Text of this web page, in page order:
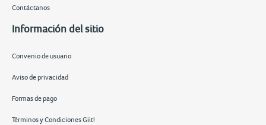
Contáctanos
Información del sitio
Convenio de usuario
Aviso de privacidad
Formas de pago
Términos y Condiciones Giit!